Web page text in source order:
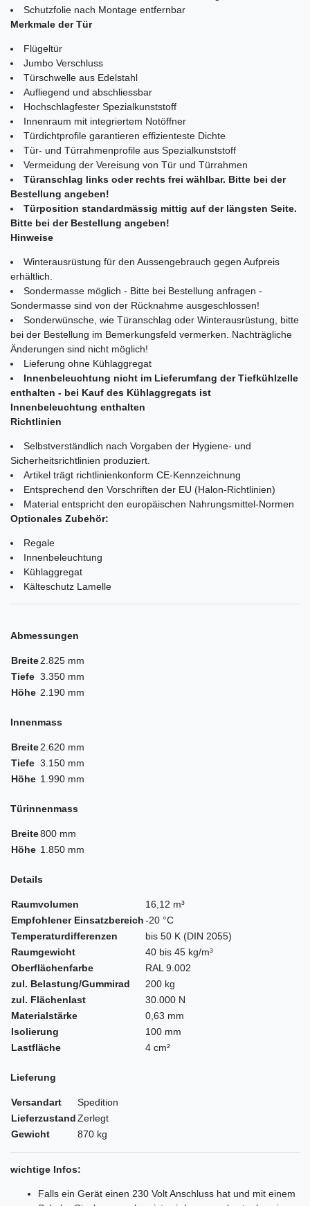
Schutzfolie nach Montage entfernbar
Merkmale der Tür
Flügeltür
Jumbo Verschluss
Türschwelle aus Edelstahl
Aufliegend und abschliessbar
Hochschlagfester Spezialkunststoff
Innenraum mit integriertem Notöffner
Türdichtprofile garantieren effizienteste Dichte
Tür- und Türrahmenprofile aus Spezialkunststoff
Vermeidung der Vereisung von Tür und Türrahmen
Türanschlag links oder rechts frei wählbar. Bitte bei der
Bestellung angeben!
Türposition standardmässig mittig auf der längsten Seite.
Bitte bei der Bestellung angeben!
Hinweise
Winterausrüstung für den Aussengebrauch gegen Aufpreis
erhältlich.
Sondermasse möglich - Bitte bei Bestellung anfragen -
Sondermasse sind von der Rücknahme ausgeschlossen!
Sonderwünsche, wie Türanschlag oder Winterausrüstung, bitte
bei der Bestellung im Bemerkungsfeld vermerken. Nachträgliche
Änderungen sind nicht möglich!
Lieferung ohne Kühlaggregat
Innenbeleuchtung nicht im Lieferumfang der Tiefkühlzelle
enthalten - bei Kauf des Kühlaggregats ist
Innenbeleuchtung enthalten
Richtlinien
Selbstverständlich nach Vorgaben der Hygiene- und
Sicherheitsrichtlinien produziert.
Artikel trägt richtlinienkonform CE-Kennzeichnung
Entsprechend den Vorschriften der EU (Halon-Richtlinien)
Material entspricht den europäischen Nahrungsmittel-Normen
Optionales Zubehör:
Regale
Innenbeleuchtung
Kühlaggregat
Kälteschutz Lamelle
Abmessungen
Breite2.825 mm
Tiefe 3.350 mm
Höhe 2.190 mm
Innenmass
Breite2.620 mm
Tiefe 3.150 mm
Höhe 1.990 mm
Türinnenmass
Breite800 mm
Höhe 1.850 mm
Details
Raumvolumen
16,12 m³
Empfohlener Einsatzbereich-20 °C
Temperaturdifferenzen
bis 50 K (DIN 2055)
Raumgewicht
40 bis 45 kg/m³
Oberflächenfarbe
RAL 9.002
zul. Belastung/Gummirad
200 kg
zul. Flächenlast
30.000 N
Materialstärke
0,63 mm
Isolierung
100 mm
Lastfläche
4 cm²
Lieferung
Versandart
Spedition
LieferzustandZerlegt
Gewicht
870 kg
wichtige Infos:
Falls ein Gerät einen 230 Volt Anschluss hat und mit einem